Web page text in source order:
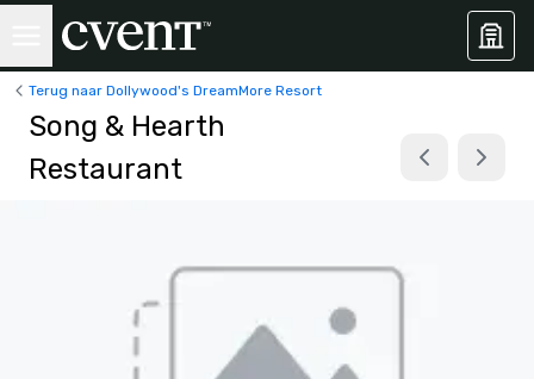
Terug naar Dollywood's DreamMore Resort
Song & Hearth
Restaurant